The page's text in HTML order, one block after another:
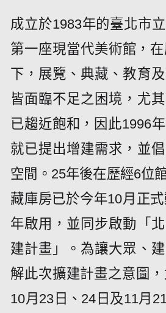
成立於1983年的臺北市
第一座現當代美術館，
下，展覽、典藏、教育
皆面臨不足之困境，尤
已趨近飽和，因此1996
就已提出增建需求，並
空間。25年後在歷經6位
藏庫房已於今年10月正
年啟用，並同步啟動「
建計畫」。為讓大眾、
解此次擴建計畫之意圖
10月23日、24日及11月